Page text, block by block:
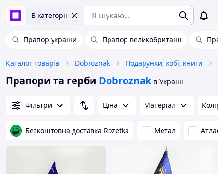
В категорії
Прапор україни Прапор великобританії
Каталог товарів Dobroznak Подарунки, хобі, книги
Прапори та герби Dobroznak в Україні
Фільтри Ціна Матеріал
Безкоштовна доставка Rozetka Метал